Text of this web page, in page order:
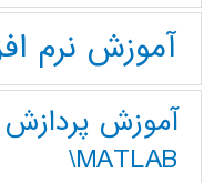
آموزش نرم
آموزش پردازش
MATLAB\